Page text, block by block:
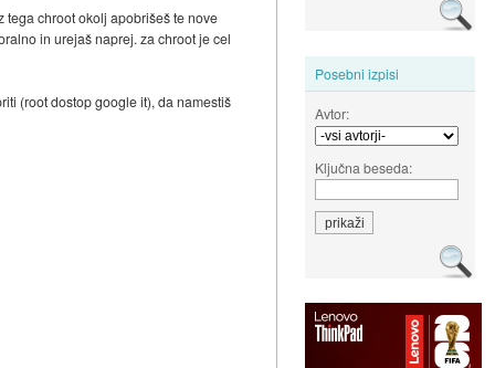
Posebni izpisi
Avtor:
Ključna beseda:
tega chroot okolj apobrišeš te nove
in urejaš naprej. za chroot je cel
(root dostop google it), da namestiš